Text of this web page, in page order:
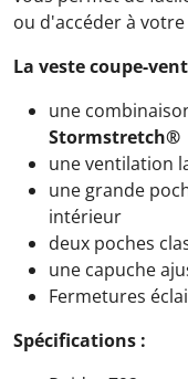
ou d'accéder à
La veste coupe-
une
Stormstretch®
une ventilation
une grande
intérieur
deux poches
une capuche
Fermetures
Spécifications :